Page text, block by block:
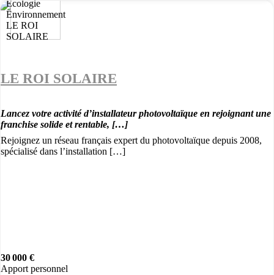
LE ROI SOLAIRE
Lancez votre activité d’installateur photovoltaïque en rejoignant une
franchise solide et rentable, […]
Rejoignez un réseau français expert du photovoltaïque depuis 2008,
spécialisé dans l’installation […]
30 000 €
Apport personnel